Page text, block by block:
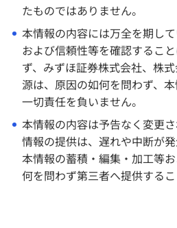
みずほ証券について
たものではありません。
本情報の内容には万全を期し
および信頼性等を確認するこ
ず、みずほ証券株式会社、株
源は、原因の如何を問わず、
一切責任を負いません。
本情報の内容は予告なく変更
情報の提供は、遅れや中断が発
本情報の蓄積・編集・加工等
何を問わず第三者へ提供するこ